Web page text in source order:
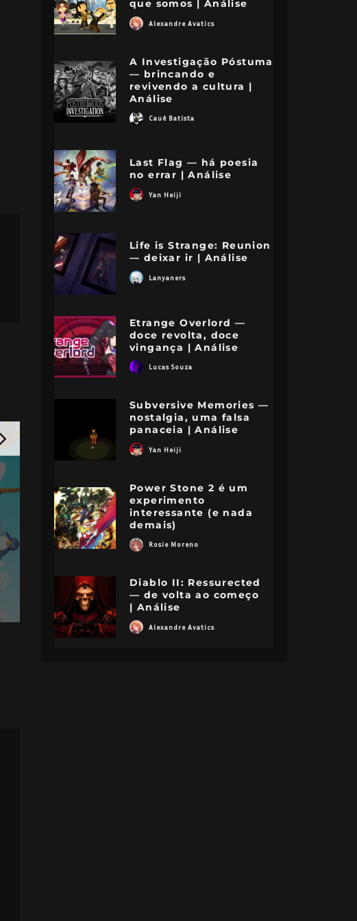
B3313 – Uma
celebração de Super
Mario 64, do seu
Análises Jogos Nintendo PC
que somos | Análise
Alexandre Avatics
A Investigação Póstuma
— brincando e
revivendo a cultura |
Análise
Cauê Batista
Last Flag — há poesia
no errar | Análise
Yan Heiji
Life is Strange: Reunion
— deixar ir | Análise
Lanyaners
Etrange Overlord —
doce revolta, doce
vingança | Análise
Lucas Souza
Subversive Memories —
nostalgia, uma falsa
panaceia | Análise
Yan Heiji
Power Stone 2 é um
experimento
interessante (e nada
demais)
Rosie Moreno
Diablo II: Ressurected
— de volta ao começo
| Análise
Alexandre Avatics